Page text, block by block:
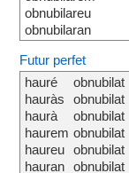
obnubilareu
obnubilaran
Futur perfet
hauré
hauràs
haurà
haurem
haureu
hauran
obnubilat
obnubilat
obnubilat
obnubilat
obnubilat
obnubilat